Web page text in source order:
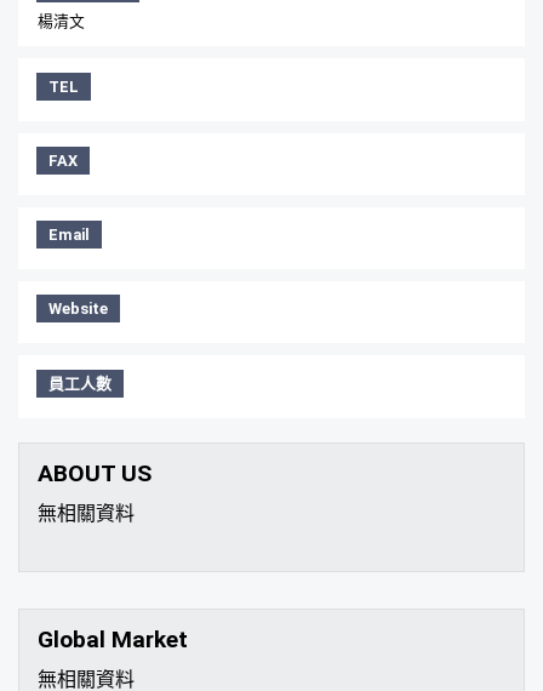
楊清文
TEL
FAX
Email
Website
員工人數
ABOUT US
無相關資料
Global Market
無相關資料